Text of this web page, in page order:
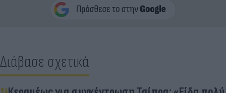
Διάβασε σχετικά